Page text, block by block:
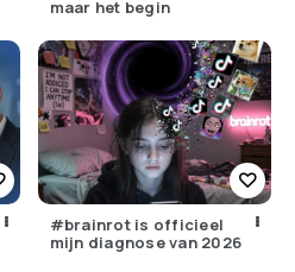
maar het begin
#brainrot is officieel
mijn diagnose van 2026